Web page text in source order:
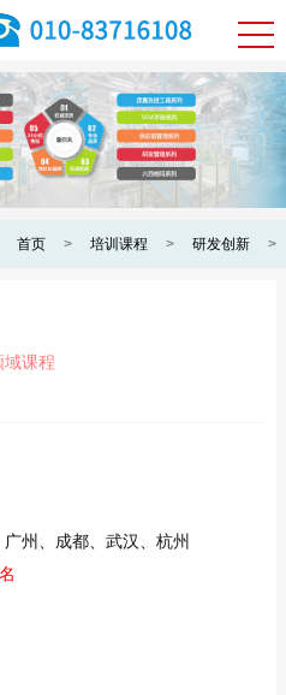
首页 > 培训课程 > 研发创新 >
课程
广州、成都、武汉、杭州